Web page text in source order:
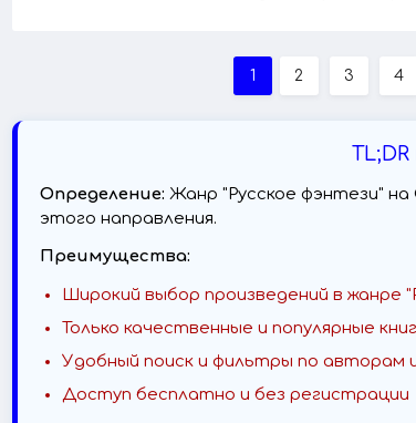
1 2 3 4
Определение: Жанр "Русское фэнтези"
этого направления.
Преимущества:
Широкий выбор произведений в жанре
Только качественные и популярные
Удобный поиск и фильтры по авторам
Доступ бесплатно и без регистрации